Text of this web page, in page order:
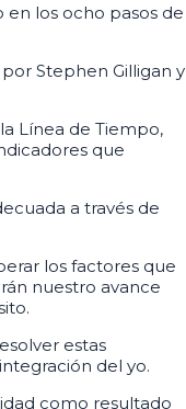
los ocho pasos de
Stephen Gilligan y
Línea de Tiempo,
que
a través de
los factores que
nuestro avance
estas
del yo.
como resultado